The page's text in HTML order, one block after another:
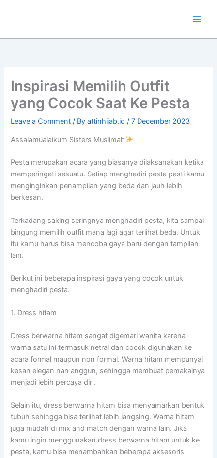
Inspirasi Memilih Outfit
yang Cocok Saat Ke Pesta
Leave a Comment / Byattinhijab.id/7 December 2023
Assalamualaikum Sisters Muslimah
Pesta merupakan acara yang biasanya dilaksanakan ketika
memperingati sesuatu. Setiap menghadiri pesta pasti kamu
menginginkan penampilan yang beda dan jauh lebih
berkesan.
Terkadang saking seringnya menghadiri pesta, kita sampai
bingung memilih outfit mana lagi agar terlihat beda. Untuk
itu kamu harus bisa mencoba gaya baru dengan tampilan
lain.
Berikut ini beberapa inspirasi gaya yang cocok untuk
menghadiri pesta.
1. Dress hitam
Dress berwarna hitam sangat digemari wanita karena
warna satu ini termasuk netral dan cocok digunakan ke
acara formal maupun non formal. Warna hitam mempunyai
kesan elegan nan anggun, sehingga membuat pemakainya
menjadi lebih percaya diri.
Selain itu, dress berwarna hitam bisa menyamarkan bentuk
tubuh sehingga bisa terlihat lebih langsing. Warna hitam
juga mudah di mix and match dengan warna lain. Jika
kamu ingin menggunakan dress berwarna hitam untuk ke
pesta, kamu bisa menambahkan beberapa aksesoris